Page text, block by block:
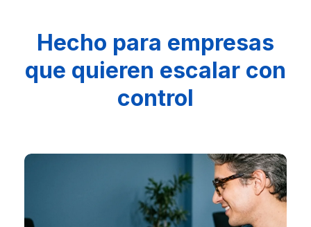
Hecho para empresas
que quieren escalar con
control